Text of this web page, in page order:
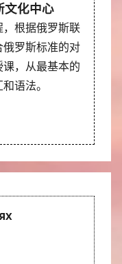
文化中心
根据俄罗斯联
罗斯标准的对
，从最基本的
语法。